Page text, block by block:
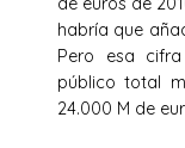
habría que
Pero esa
público total
24.000 M de